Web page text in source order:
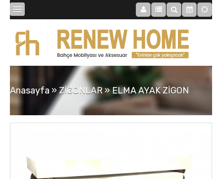
BİBLOLAR
SAATLER
TABLOLAR
Anasayfa »ZİGONLAR»ELMA AYAK ZİGON